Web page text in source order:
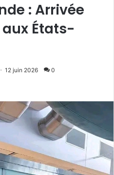
: Arrivée
États-
12 juin 2026 0